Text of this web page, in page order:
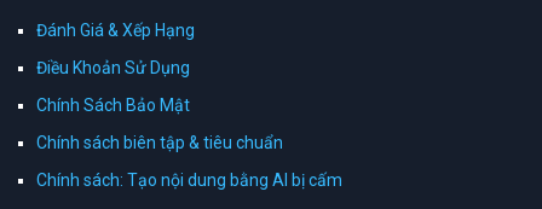
Đánh Giá & Xếp Hạng
Điều Khoản Sử Dụng
Chính Sách Bảo Mật
Chính sách biên tập & tiêu chuẩn
Chính sách: Tạo nội dung bằng AI bị cấm